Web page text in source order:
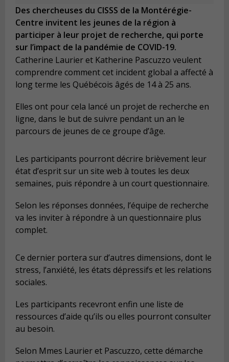
Des chercheuses du CISSS de la Montérégie-
Centre invitent les jeunes de la région à
participer à leur projet de recherche, qui porte
sur l’impact de la pandémie de COVID-19.
Catherine Laurier et Katherine Pascuzzo veulent
comprendre comment cet incident global a affecté à
long terme les Québécois âgés de 14 à 25 ans.
Elles ont pour cela lancé un projet de recherche en
ligne, dans le but de suivre pendant un an le
parcours de jeunes de ce groupe d’âge.
Les participants pourront décrire brièvement leur
état d’esprit sur un site web à toutes les deux
semaines, puis répondre à un court questionnaire.
Selon les réponses données, l’équipe de recherche
va les inviter à répondre à un questionnaire plus
complet.
Ce dernier portera sur d’autres dimensions, dont le
stress, l’anxiété, les états dépressifs et les relations
sociales.
Les participants recevront enfin une liste de
ressources d’aide qu’ils ou elles pourront consulter
au besoin.
Selon Mmes Laurier et Pascuzzo, cette démarche